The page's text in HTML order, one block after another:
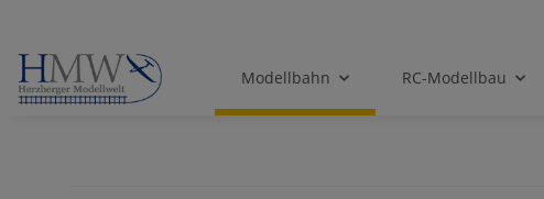
Modellbahn RC-Modellbau